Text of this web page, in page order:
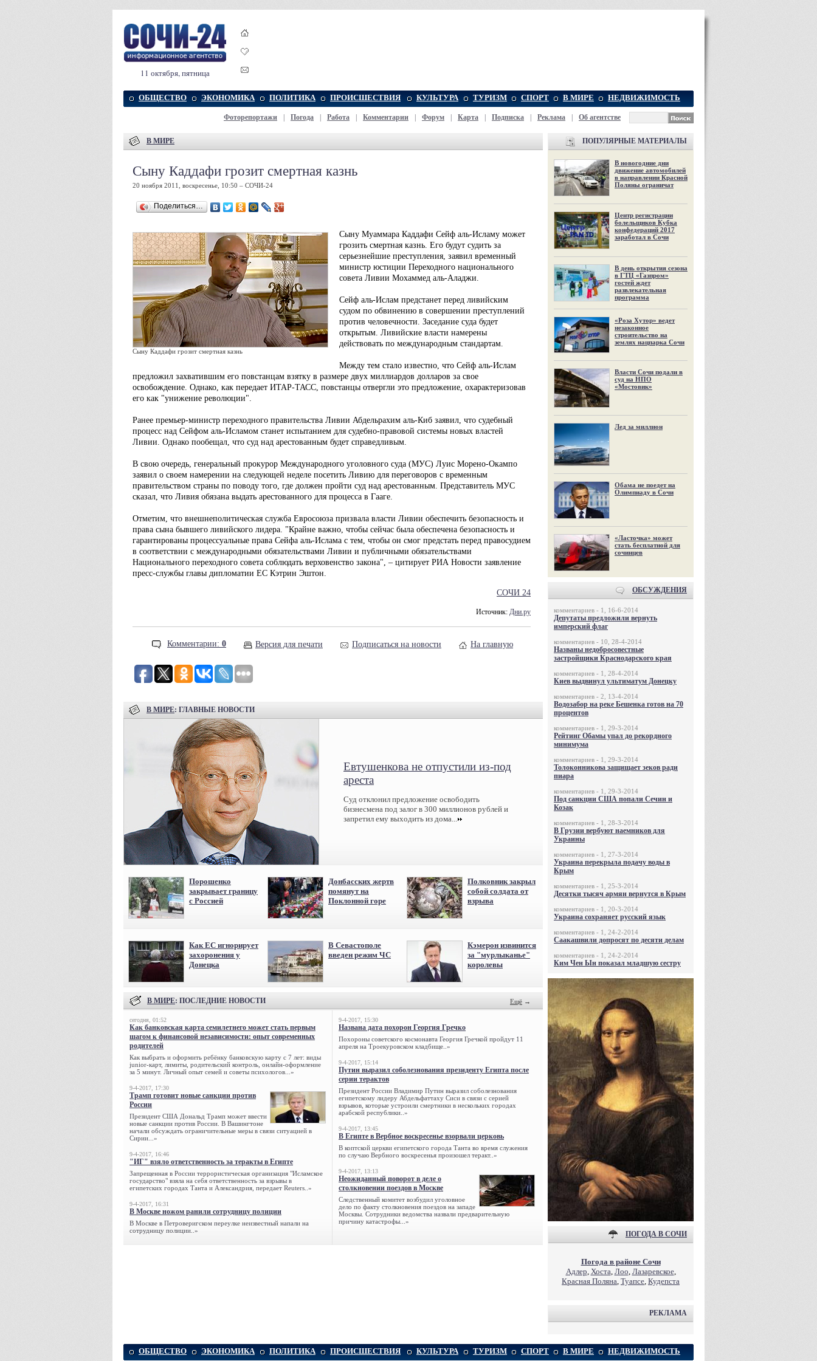
11 октября, пятница
ОБЩЕСТВО ЭКОНОМИКА ПОЛИТИКА ПРОИСШЕСТВИЯ КУЛЬТУРА ТУРИЗМ СПОРТ В МИРЕ НЕДВИЖИМОСТЬ
Фоторепортажи Погода Работа Комментарии Форум Карта Подписка Реклама Об агентстве
В МИРЕ
Сыну Каддафи грозит смертная казнь
20 ноября 2011, воскресенье, 10:50 – СОЧИ-24
Поделиться…
Сыну Каддафи грозит смертная казнь
Сыну Муаммара Каддафи Сейф аль-Исламу может
грозить смертная казнь. Его будут судить за
серьезнейшие преступления, заявил временный
министр юстиции Переходного национального
совета Ливии Мохаммед аль-Аладжи.
Сейф аль-Ислам предстанет перед ливийским
судом по обвинению в совершении преступлений
против человечности. Заседание суда будет
открытым. Ливийские власти намерены
действовать по международным стандартам.
Между тем стало известно, что Сейф аль-Ислам
предложил захватившим его повстанцам взятку в размере двух миллиардов долларов за свое
освобождение. Однако, как передает ИТАР-ТАСС, повстанцы отвергли это предложение, охарактеризовав
его как "унижение революции".
Ранее премьер-министр переходного правительства Ливии Абдельрахим аль-Киб заявил, что судебный
процесс над Сейфом аль-Исламом станет испытанием для судебно-правовой системы новых властей
Ливии. Однако пообещал, что суд над арестованным будет справедливым.
В свою очередь, генеральный прокурор Международного уголовного суда (МУС) Луис Морено-Окампо
заявил о своем намерении на следующей неделе посетить Ливию для переговоров с временным
правительством страны по поводу того, где должен пройти суд над арестованным. Представитель МУС
сказал, что Ливия обязана выдать арестованного для процесса в Гааге.
Отметим, что внешнеполитическая служба Евросоюза призвала власти Ливии обеспечить безопасность и
права сына бывшего ливийского лидера. "Крайне важно, чтобы сейчас была обеспечена безопасность и
гарантированы процессуальные права Сейфа аль-Ислама с тем, чтобы он смог предстать перед правосудием
в соответствии с международными обязательствами Ливии и публичными обязательствами
Национального переходного совета соблюдать верховенство закона", – цитирует РИА Новости заявление
пресс-службы главы дипломатии ЕС Кэтрин Эштон.
СОЧИ 24
Источник: Дни.ру
Комментарии: 0 Версия для печати Подписаться на новости На главную
В МИРЕ: ГЛАВНЫЕ НОВОСТИ
Евтушенкова не отпустили из-под
ареста
Суд отклонил предложение освободить
бизнесмена под залог в 300 миллионов рублей и
запретил ему выходить из дома...
Порошенко
закрывает границу
с Россией
Донбасских жертв
помянут на
Поклонной горе
Полковник закрыл
собой солдата от
взрыва
Как ЕС игнорирует
захоронения у
Донецка
В Севастополе
введен режим ЧС
Кэмерон извинится
за "мурлыканье"
королевы
В МИРЕ: ПОСЛЕДНИЕ НОВОСТИ Ещё →
сегодня, 01:52
Как банковская карта семилетнего может стать первым
шагом к финансовой независимости: опыт современных
родителей
Как выбрать и оформить ребёнку банковскую карту с 7 лет: виды
junior-карт, лимиты, родительский контроль, онлайн-оформление
за 5 минут. Личный опыт семей и советы психологов...»
9-4-2017, 17:30
Трамп готовит новые санкции против
России
Президент США Дональд Трамп может ввести
новые санкции против России. В Вашингтоне
начали обсуждать ограничительные меры в связи ситуацией в
Сирии...»
9-4-2017, 16:46
"ИГ" взяло ответственность за теракты в Египте
Запрещенная в России террористическая организация "Исламское
государство" взяла на себя ответственность за взрывы в
египетских городах Танта и Александрия, передает Reuters..»
9-4-2017, 16:31
В Москве ножом ранили сотрудницу полиции
В Москве в Петроверигском переулке неизвестный напали на
сотрудницу полиции..»
9-4-2017, 15:30
Названа дата похорон Георгия Гречко
Похороны советского космонавта Георгия Гречкой пройдут 11
апреля на Троекуровском кладбище..»
9-4-2017, 15:14
Путин выразил соболезнования президенту Египта после
серии терактов
Президент России Владимир Путин выразил соболезнования
египетскому лидеру Абдельфаттаху Сиси в связи с серией
взрывов, которые устроили смертники в нескольких городах
арабской республики..»
9-4-2017, 13:45
В Египте в Вербное воскресенье взорвали церковь
В коптской церкви египетского города Танта во время служения
по случаю Вербного воскресенья произошел теракт..»
9-4-2017, 13:13
Неожиданный поворот в деле о
столкновении поездов в Москве
Следственный комитет возбудил уголовное
дело по факту столкновения поездов на западе
Москвы. Сотрудники ведомства назвали предварительную
причину катастрофы...»
ПОПУЛЯРНЫЕ МАТЕРИАЛЫ
В новогодние дни
движение автомобилей
в направлении Красной
Поляны ограничат
Центр регистрации
болельщиков Кубка
конфедераций 2017
заработал в Сочи
В день открытия сезона
в ГТЦ «Газпром»
гостей ждет
развлекательная
программа
«Роза Хутор» ведет
незаконное
строительство на
землях нацпарка Сочи
Власти Сочи подали в
суд на НПО
«Мостовик»
Лед за миллион
Обама не поедет на
Олимпиаду в Сочи
«Ласточка» может
стать бесплатной для
сочинцев
ОБСУЖДЕНИЯ
комментариев - 1, 16-6-2014
Депутаты предложили вернуть
имперский флаг
комментариев - 10, 28-4-2014
Названы недобросовестные
застройщики Краснодарского края
комментариев - 1, 28-4-2014
Киев выдвинул ультиматум Донецку
комментариев - 2, 13-4-2014
Водозабор на реке Бешенка готов на 70
процентов
комментариев - 1, 29-3-2014
Рейтинг Обамы упал до рекордного
минимума
комментариев - 1, 29-3-2014
Толоконникова защищает зеков ради
пиара
комментариев - 1, 29-3-2014
Под санкции США попали Сечин и
Козак
комментариев - 1, 28-3-2014
В Грузии вербуют наемников для
Украины
комментариев - 1, 27-3-2014
Украина перекрыла подачу воды в
Крым
комментариев - 1, 25-3-2014
Десятки тысяч армян вернутся в Крым
комментариев - 1, 20-3-2014
Украина сохраняет русский язык
комментариев - 1, 24-2-2014
Саакашвили допросят по десяти делам
комментариев - 1, 24-2-2014
Ким Чен Ын показал младшую сестру
ПОГОДА В СОЧИ
Погода в районе Сочи
Адлер, Хоста, Лоо, Лазаревское,
Красная Поляна, Туапсе, Кудепста
РЕКЛАМА
ОБЩЕСТВО ЭКОНОМИКА ПОЛИТИКА ПРОИСШЕСТВИЯ КУЛЬТУРА ТУРИЗМ СПОРТ В МИРЕ НЕДВИЖИМОСТЬ